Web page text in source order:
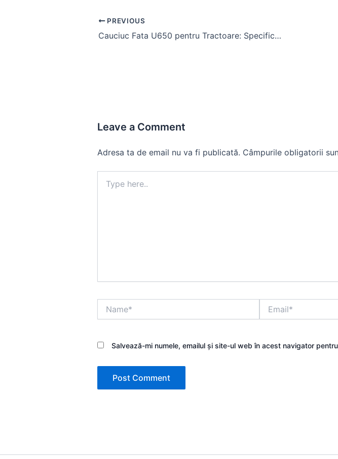
Post
navigation
PREVIOUS
Cauciuc Fata U650 pentru Tractoare: Specificatii si Aplicatii
Leave a Comment
Adresa ta de email nu va fi publicată. Câmpurile obligatorii
here..
Salvează-mi numele, emailul și site-ul web în acest navigator